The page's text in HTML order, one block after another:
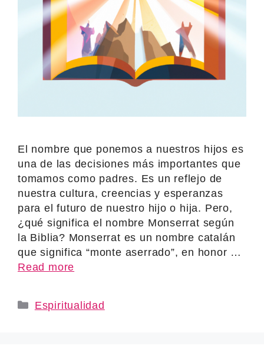
El nombre que ponemos a nuestros hijos es
una de las decisiones más importantes que
tomamos como padres. Es un reflejo de
nuestra cultura, creencias y esperanzas
para el futuro de nuestro hijo o hija. Pero,
¿qué significa el nombre Monserrat según
la Biblia? Monserrat es un nombre catalán
que significa “monte aserrado”, en honor …
Read more
Categories
Espiritualidad